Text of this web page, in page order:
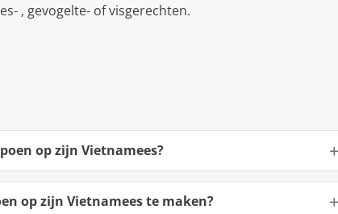
, gevogelte- of visgerechten.
op zijn Vietnamees?
op zijn Vietnamees te maken?